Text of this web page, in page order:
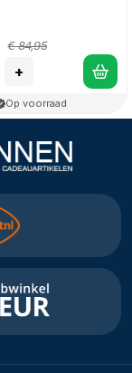
€ 84,95
+
Op voorraad